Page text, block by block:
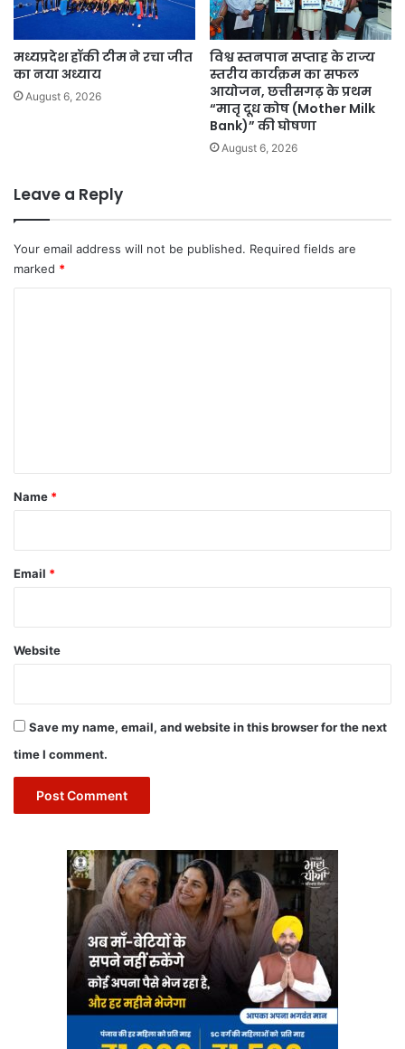
मध्यप्रदेश हॉकी टीम ने रचा जीत
का नया अध्याय
August 6, 2026
विश्व स्तनपान सप्ताह के राज्य
स्तरीय कार्यक्रम का सफल
आयोजन, छत्तीसगढ़ के प्रथम
“मातृ दूध कोष (Mother Milk
Bank)” की घोषणा
August 6, 2026
Leave a Reply
Your email address will not be published. Required fields are
marked *
*
Name *
Email *
Website
Save my name, email, and website in this browser for the next
time I comment.